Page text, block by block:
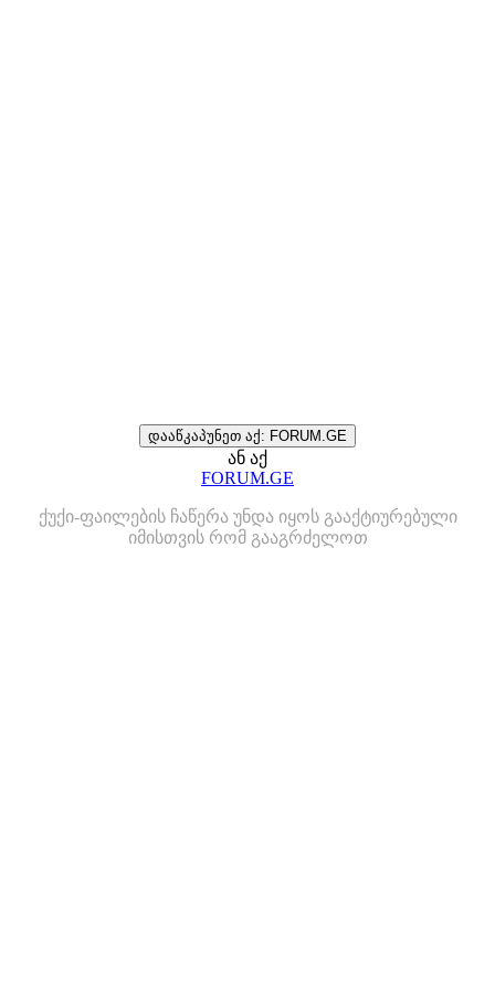
დააწკაპუნეთ აქ: FORUM.GE
ან აქ
FORUM.GE
ქუქი-ფაილების ჩაწერა უნდა იყოს გააქტიურებული
იმისთვის რომ გააგრძელოთ